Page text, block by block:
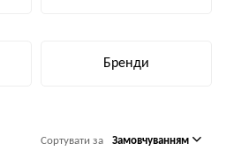
Бренди
Сортувати за Замовчуванням